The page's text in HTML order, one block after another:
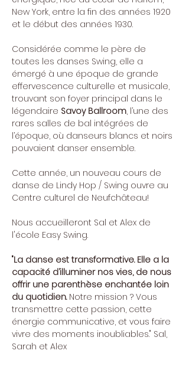
New York, entre la fin des années 1920
et le début des années 1930.
Considérée comme le père de
toutes les danses Swing, elle a
émergé à une époque de grande
effervescence culturelle et musicale,
trouvant son foyer principal dans le
légendaire Savoy Ballroom, l’une des
rares salles de bal intégrées de
l’époque, où danseurs blancs et noirs
pouvaient danser ensemble.
Cette année, un nouveau cours de
danse de Lindy Hop / Swing ouvre au
Centre culturel de Neufchâteau!
Nous accueilleront Sal et Alex de
l'école Easy Swing.
"La danse est transformative. Elle a la
capacité d’illuminer nos vies, de nous
offrir une parenthèse enchantée loin
du quotidien. Notre mission ? Vous
transmettre cette passion, cette
énergie communicative, et vous faire
vivre des moments inoubliables." Sal,
Sarah et Alex